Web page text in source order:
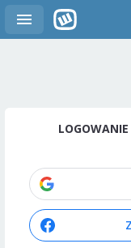
LOGOWANIE